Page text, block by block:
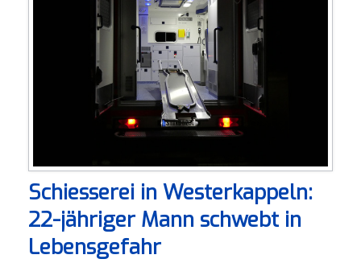
Schiesserei in Westerkappeln:
22-jähriger Mann schwebt in
Lebensgefahr